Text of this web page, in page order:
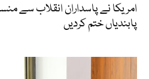
امریکا نے پاسداران انقلاب سے
پابندیاں ختم کردیں